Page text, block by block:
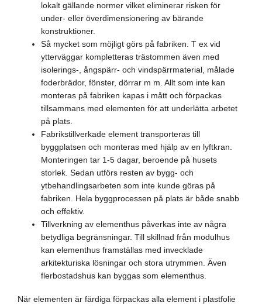
lokalt gällande normer vilket eliminerar risken för
under- eller överdimensionering av bärande
konstruktioner.
Så mycket som möjligt görs på fabriken. T ex vid
ytterväggar kompletteras trästommen även med
isolerings-, ångspärr- och vindspärrmaterial, målade
foderbrädor, fönster, dörrar m m. Allt som inte kan
monteras på fabriken kapas i mått och förpackas
tillsammans med elementen för att underlätta arbetet
på plats.
Fabrikstillverkade element transporteras till
byggplatsen och monteras med hjälp av en lyftkran.
Monteringen tar 1-5 dagar, beroende på husets
storlek. Sedan utförs resten av bygg- och
ytbehandlingsarbeten som inte kunde göras på
fabriken. Hela byggprocessen på plats är både snabb
och effektiv.
Tillverkning av elementhus påverkas inte av några
betydliga begränsningar. Till skillnad från modulhus
kan elementhus framställas med invecklade
arkitekturiska lösningar och stora utrymmen. Även
flerbostadshus kan byggas som elementhus.
När elementen är färdiga förpackas alla element i plastfolie